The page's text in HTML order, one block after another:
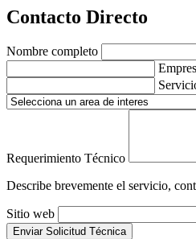
Contacto Directo
Nombre completo
Requerimiento Técnico
Describe brevemente el servicio,
Sitio web
Enviar Solicitud Técnica